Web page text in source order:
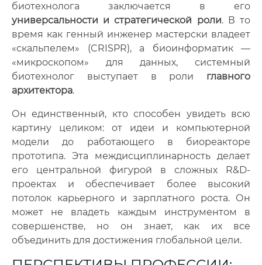
биотехнолога заключается в его
универсальности и стратегической роли. В то
время как генный инженер мастерски владеет
«скальпелем» (CRISPR), а биоинформатик —
«микроскопом» для данных, системный
биотехнолог выступает в роли главного
архитектора.
Он единственный, кто способен увидеть всю
картину целиком: от идеи и компьютерной
модели до работающего в биореакторе
прототипа. Эта междисциплинарность делает
его центральной фигурой в сложных R&D-
проектах и обеспечивает более высокий
потолок карьерного и зарплатного роста. Он
может не владеть каждым инструментом в
совершенстве, но он знает, как их все
объединить для достижения глобальной цели.